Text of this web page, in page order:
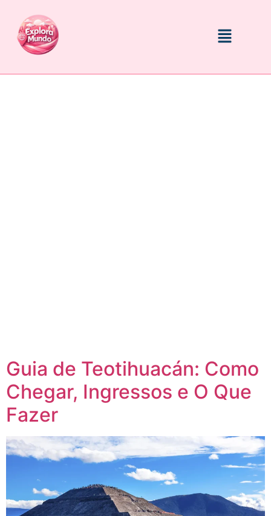
Guia de Teotihuacán: Como
Chegar, Ingressos e O Que
Fazer